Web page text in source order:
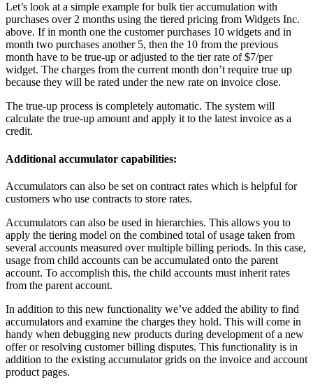
Let’s look at a simple example for bulk tier accumulation with
purchases over 2 months using the tiered pricing from Widgets Inc.
above. If in month one the customer purchases 10 widgets and in
month two purchases another 5, then the 10 from the previous
month have to be true-up or adjusted to the tier rate of $7/per
widget. The charges from the current month don’t require true up
because they will be rated under the new rate on invoice close.
The true-up process is completely automatic. The system will
calculate the true-up amount and apply it to the latest invoice as a
credit.
Additional accumulator capabilities:
Accumulators can also be set on contract rates which is helpful for
customers who use contracts to store rates.
Accumulators can also be used in hierarchies. This allows you to
apply the tiering model on the combined total of usage taken from
several accounts measured over multiple billing periods. In this case,
usage from child accounts can be accumulated onto the parent
account. To accomplish this, the child accounts must inherit rates
from the parent account.
In addition to this new functionality we’ve added the ability to find
accumulators and examine the charges they hold. This will come in
handy when debugging new products during development of a new
offer or resolving customer billing disputes. This functionality is in
addition to the existing accumulator grids on the invoice and account
product pages.